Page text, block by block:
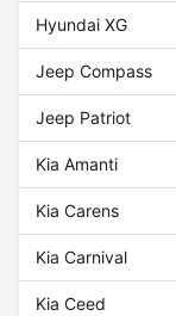
Hyundai XG
Jeep Compass
Jeep Patriot
Kia Amanti
Kia Carens
Kia Carnival
Kia Ceed